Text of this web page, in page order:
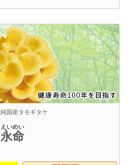
純国産タモギタケ
永命